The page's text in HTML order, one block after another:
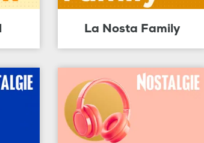
La Nosta Family